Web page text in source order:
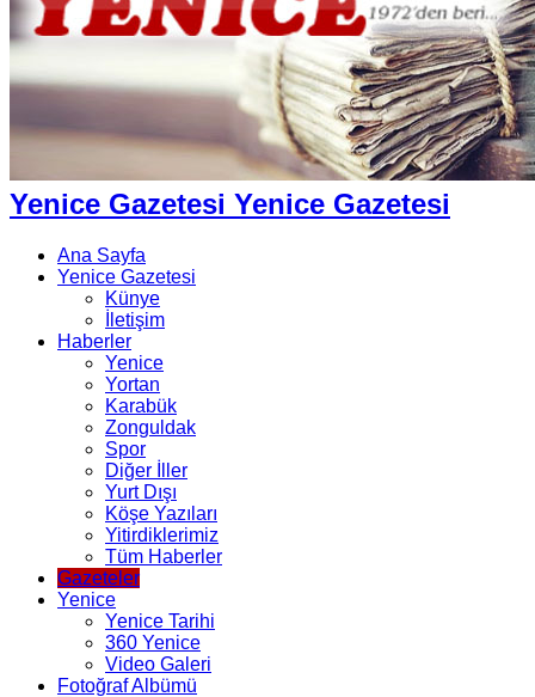
Yenice Gazetesi Yenice Gazetesi
Ana Sayfa
Yenice Gazetesi
Künye
İletişim
Haberler
Yenice
Yortan
Karabük
Zonguldak
Spor
Diğer İller
Yurt Dışı
Köşe Yazıları
Yitirdiklerimiz
Tüm Haberler
Gazeteler
Yenice
Yenice Tarihi
360 Yenice
Video Galeri
Fotoğraf Albümü